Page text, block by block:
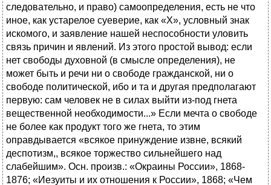
следовательно, и право) самоопределения, есть не что
иное, как устарелое суеверие, как «X», условный знак
искомого, и заявление нашей неспособности уловить
связь причин и явлений. Из этого простой вывод: если
нет свободы духовной (в смысле определения), не
может быть и речи ни о свободе гражданской, ни о
свободе политической, ибо и та и другая предполагают
первую: сам человек не в силах выйти из-под гнета
вещественной необходимости...» Если мечта о свободе
не более как продукт того же гнета, то этим
оправдывается «всякое принуждение извне, всякий
деспотизм,, всякое торжество сильнейшего над
слабейшим». Осн. произв.: «Окраины России», 1868-
1876; «Иезуиты и их отношения к России», 1868; «Чем